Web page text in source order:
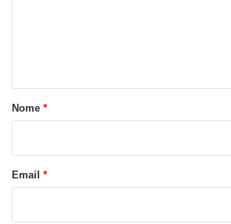
oNome *
Email *